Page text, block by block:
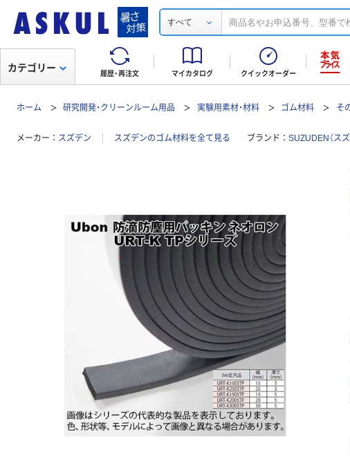
すべて
履歴・再注文 マイカタログ クイックオーダー
カテゴリー
ホーム 研究開発・クリーンルーム用品 実験用素材・材料 ゴム材料 そ
メーカー スズデン スズデンのゴム材料を全て見る ブランド SUZUDEN（スズ